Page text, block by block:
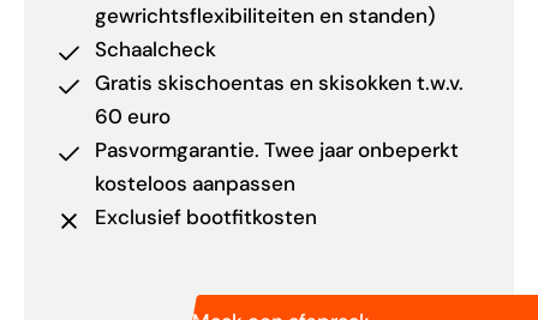
gewrichtsflexibiliteiten en standen)
Schaalcheck
Gratis skischoentas en skisokken t.w.v.
60 euro
Pasvormgarantie. Twee jaar onbeperkt
kosteloos aanpassen
Exclusief bootfitkosten